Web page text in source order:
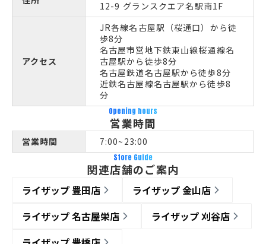
12-9 グランスクエア名駅南1F
アクセス
JR各線名古屋駅（桜通口）から徒
歩8分
名古屋市営地下鉄東山線桜通線名
古屋駅から徒歩8分
名古屋鉄道名古屋駅から徒歩8分
近鉄名古屋線名古屋駅から徒歩8
分
Opening hours
営業時間
営業時間 7:00~23:00
Store Guide
関連店舗のご案内
ライザップ 豊田店
ライザップ 金山店
ライザップ 名古屋栄店
ライザップ 刈谷店